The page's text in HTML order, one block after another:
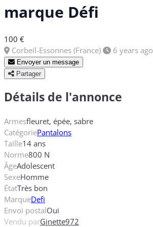
marque Défi
100 €
Corbeil-Essonnes (France)
6 years ago
Envoyer un message
Partager
Détails de l'annonce
Armesfleuret, épée, sabre
CatégoriePantalons
Taille14 ans
Norme800 N
ÂgeAdolescent
SexeHomme
ÉtatTrès bon
MarqueDefi
Envoi postalOui
Vendu parGinette972